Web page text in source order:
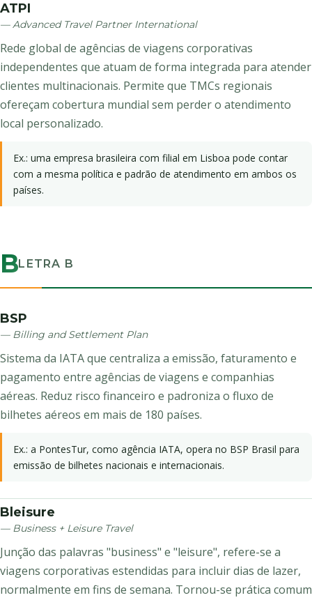
ATPI
— Advanced Travel Partner International
Rede global de agências de viagens corporativas
independentes que atuam de forma integrada para atender
clientes multinacionais. Permite que TMCs regionais
ofereçam cobertura mundial sem perder o atendimento
local personalizado.
Ex.: uma empresa brasileira com filial em Lisboa pode contar
com a mesma política e padrão de atendimento em ambos os
países.
BLETRA B
BSP
— Billing and Settlement Plan
Sistema da IATA que centraliza a emissão, faturamento e
pagamento entre agências de viagens e companhias
aéreas. Reduz risco financeiro e padroniza o fluxo de
bilhetes aéreos em mais de 180 países.
Ex.: a PontesTur, como agência IATA, opera no BSP Brasil para
emissão de bilhetes nacionais e internacionais.
Bleisure
— Business + Leisure Travel
Junção das palavras "business" e "leisure", refere-se a
viagens corporativas estendidas para incluir dias de lazer,
normalmente em fins de semana. Tornou-se prática comum